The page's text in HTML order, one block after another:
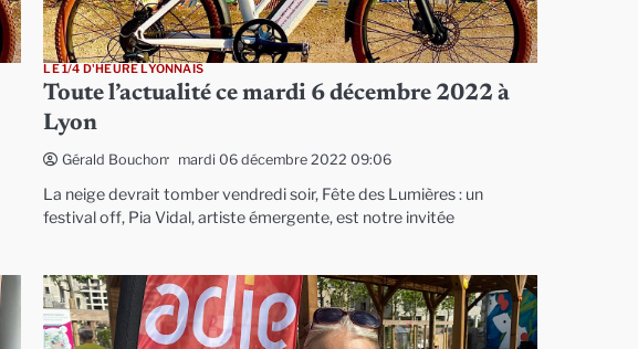
LE 1/4 D'HEURE LYONNAIS
Toute l’actualité ce mardi 6 décembre 2022 à
Lyon
Gérald Bouchon mardi 06 décembre 2022 09:06
La neige devrait tomber vendredi soir, Fête des Lumières : un
festival off, Pia Vidal, artiste émergente, est notre invitée